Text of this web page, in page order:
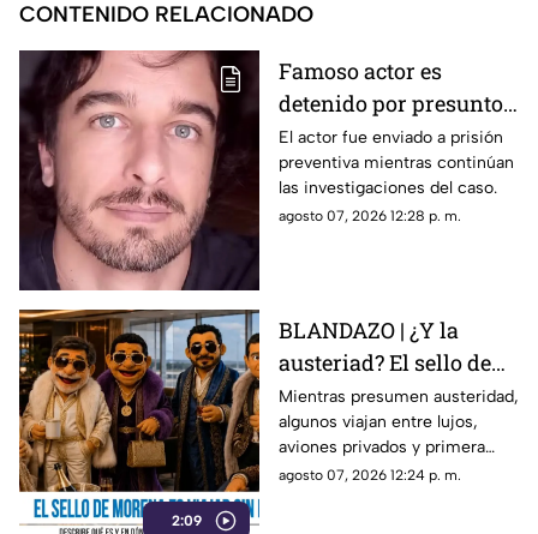
CONTENIDO RELACIONADO
Famoso actor es
detenido por presunto
abuso de un niño;
aseguró que lo
confundió con su novia
El actor fue enviado a prisión
preventiva mientras continúan
las investigaciones del caso.
agosto 07, 2026 12:28 p. m.
2:09
BLANDAZO | ¿Y la
austeriad? El sello de
Morena es viajar sin
pena
Mientras presumen austeridad,
algunos viajan entre lujos,
aviones privados y primera
clase. Al parecer ya se abrieron
agosto 07, 2026 12:24 p. m.